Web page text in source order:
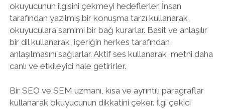
okuyucunun ilgisini çekmeyi hedeflerler. İnsan
tarafından yazılmış bir konuşma tarzı kullanarak,
okuyuculara samimi bir bağ kurarlar. Basit ve anlaşılır
bir dil kullanarak, içeriğin herkes tarafından
anlaşılmasını sağlarlar. Aktif ses kullanarak, metni daha
canlı ve etkileyici hale getirirler.
Bir SEO ve SEM uzmanı, kısa ve ayrıntılı paragraflar
kullanarak okuyucunun dikkatini çeker. İlgi çekici